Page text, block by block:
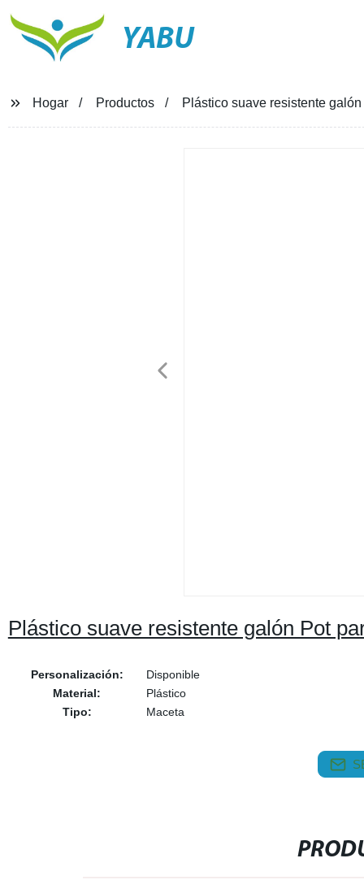
YABU
Hogar Productos Plástico suave resistente
Plástico suave resistente galón Pot
Personalización:
Disponible
Material:
Plástico
Tipo:
Maceta